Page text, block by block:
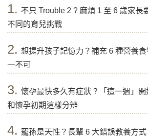
1. 不只 Trouble 2 ? 麻煩 1 至 6 歲家長
不同的育兒挑戰
2. 想提升孩子記憶力？補充 6 種營養
一不可
3. 懷孕最快多久有症狀？「這一週」
和懷孕初期這樣分辨
4. 寵孫是天性？長輩 6 大錯誤教養方